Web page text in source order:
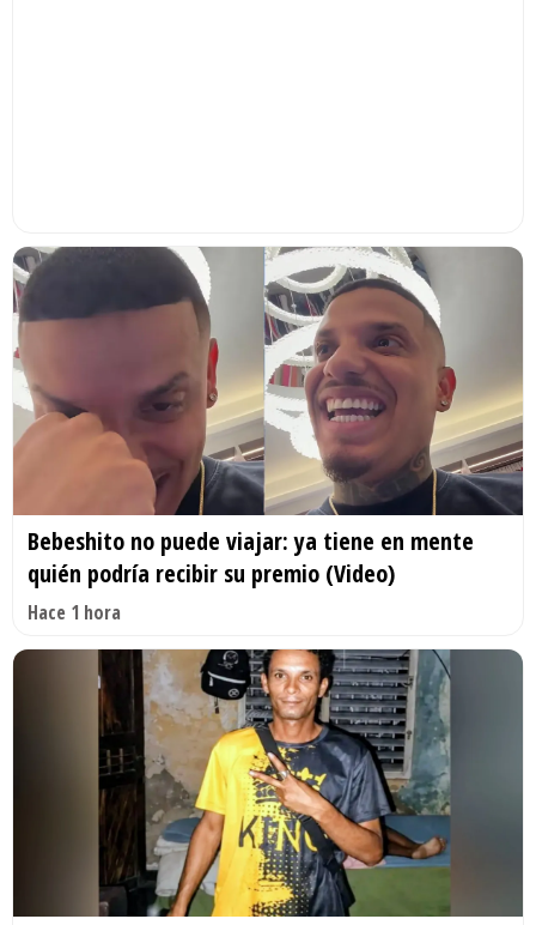
Bebeshito no puede viajar: ya tiene en mente
quién podría recibir su premio (Video)
Hace 1 hora